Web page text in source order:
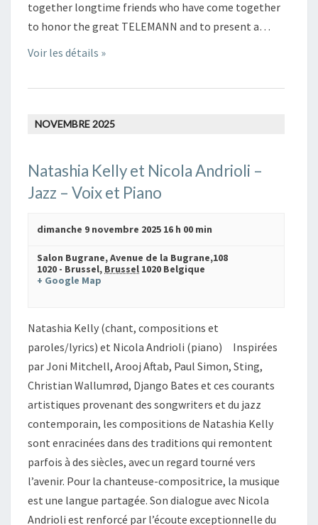
together longtime friends who have come together
to honor the great TELEMANN and to present a…
Voir les détails »
NOVEMBRE 2025
Natashia Kelly et Nicola Andrioli –
Jazz – Voix et Piano
dimanche 9 novembre 2025 16 h 00 min
Salon Bugrane,Avenue de la Bugrane,108
1020 - Brussel, Brussel 1020 Belgique
+ Google Map
Natashia Kelly (chant, compositions et
paroles/lyrics) et Nicola Andrioli (piano) Inspirées
par Joni Mitchell, Arooj Aftab, Paul Simon, Sting,
Christian Wallumrød, Django Bates et ces courants
artistiques provenant des songwriters et du jazz
contemporain, les compositions de Natashia Kelly
sont enracinées dans des traditions qui remontent
parfois à des siècles, avec un regard tourné vers
l’avenir. Pour la chanteuse-compositrice, la musique
est une langue partagée. Son dialogue avec Nicola
Andrioli est renforcé par l’écoute exceptionnelle du